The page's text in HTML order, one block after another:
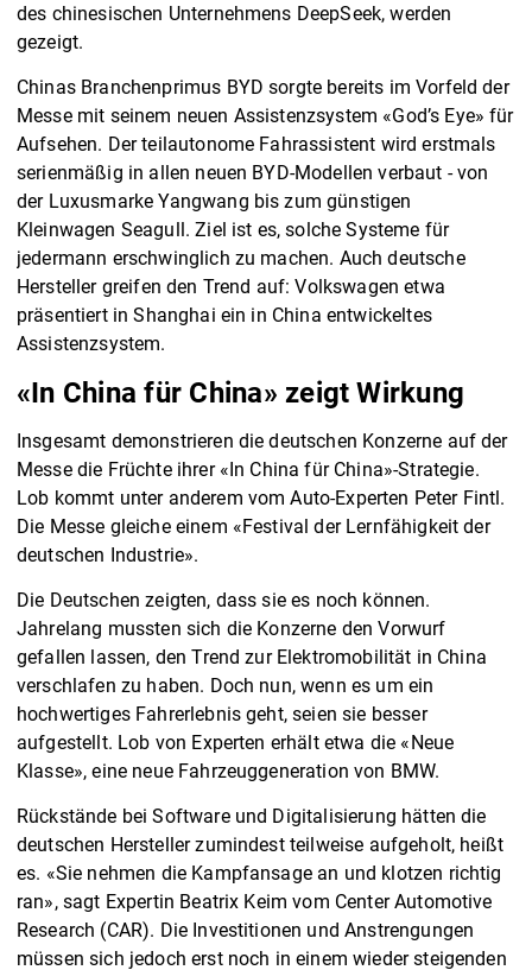
des chinesischen Unternehmens DeepSeek, werden
gezeigt.
Chinas Branchenprimus BYD sorgte bereits im Vorfeld der
Messe mit seinem neuen Assistenzsystem «God’s Eye» für
Aufsehen. Der teilautonome Fahrassistent wird erstmals
serienmäßig in allen neuen BYD-Modellen verbaut - von
der Luxusmarke Yangwang bis zum günstigen
Kleinwagen Seagull. Ziel ist es, solche Systeme für
jedermann erschwinglich zu machen. Auch deutsche
Hersteller greifen den Trend auf: Volkswagen etwa
präsentiert in Shanghai ein in China entwickeltes
Assistenzsystem.
«In China für China» zeigt Wirkung
Insgesamt demonstrieren die deutschen Konzerne auf der
Messe die Früchte ihrer «In China für China»-Strategie.
Lob kommt unter anderem vom Auto-Experten Peter Fintl.
Die Messe gleiche einem «Festival der Lernfähigkeit der
deutschen Industrie».
Die Deutschen zeigten, dass sie es noch können.
Jahrelang mussten sich die Konzerne den Vorwurf
gefallen lassen, den Trend zur Elektromobilität in China
verschlafen zu haben. Doch nun, wenn es um ein
hochwertiges Fahrerlebnis geht, seien sie besser
aufgestellt. Lob von Experten erhält etwa die «Neue
Klasse», eine neue Fahrzeuggeneration von BMW.
Rückstände bei Software und Digitalisierung hätten die
deutschen Hersteller zumindest teilweise aufgeholt, heißt
es. «Sie nehmen die Kampfansage an und klotzen richtig
ran», sagt Expertin Beatrix Keim vom Center Automotive
Research (CAR). Die Investitionen und Anstrengungen
müssen sich jedoch erst noch in einem wieder steigenden